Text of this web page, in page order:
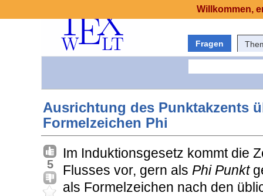
Fragen
Ausrichtung des Punktakzents
Formelzeichen Phi
5
Im Induktionsgesetz kommt die
Flusses vor, gern als Phi Punkt
als Formelzeichen nach den
Willkommen,